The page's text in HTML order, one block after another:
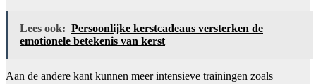
Lees ook: Persoonlijke kerstcadeaus versterken de
emotionele betekenis van kerst
Aan de andere kant kunnen meer intensieve trainingen zoals